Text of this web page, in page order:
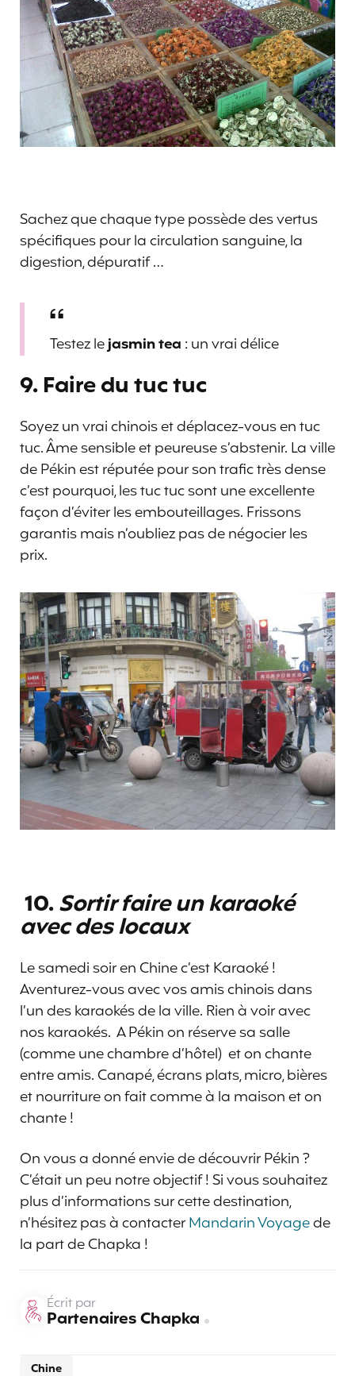
Sachez que chaque type possède des vertus
spécifiques pour la circulation sanguine, la
digestion, dépuratif …
Testez lejasmin tea : un vrai délice
9. Faire du tuc tuc
Soyez un vrai chinois et déplacez-vous en tuc
tuc. Âme sensible et peureuse s’abstenir. La ville
de Pékin est réputée pour son trafic très dense
c’est pourquoi, les tuc tuc sont une excellente
façon d’éviter les embouteillages. Frissons
garantis mais n’oubliez pas de négocier les
prix.
10.Sortir faire un karaoké
avec des locaux
Le samedi soir en Chine c’est Karaoké !
Aventurez-vous avec vos amis chinois dans
l’un des karaokés de la ville. Rien à voir avec
nos karaokés. A Pékin on réserve sa salle
(comme une chambre d’hôtel) et on chante
entre amis. Canapé, écrans plats, micro, bières
et nourriture on fait comme à la maison et on
chante !
On vous a donné envie de découvrir Pékin ?
C’était un peu notre objectif ! Si vous souhaitez
plus d’informations sur cette destination,
n’hésitez pas à contacterMandarin Voyagede
la part de Chapka !
Chine
Écrit par
Partenaires Chapka